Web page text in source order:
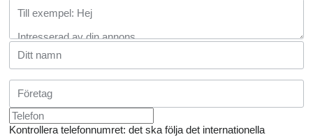
Kontrollera telefonnumret: det ska följa det internationella